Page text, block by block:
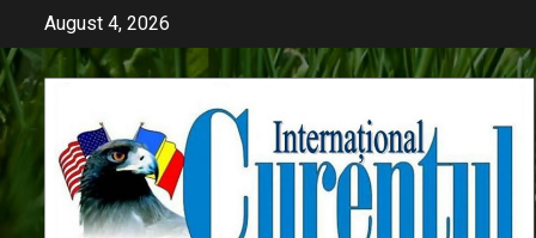
content
August 4, 2026